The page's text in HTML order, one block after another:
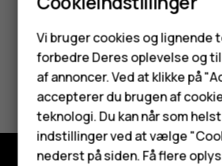
Smartphones
Feature-
Tilbehør
HMD Terra M
Synes du, dette var nyttigt?
Ja Nej
Vi bruger cookies og lignende
forbedre Deres oplevelse og
af annoncer. Ved at klikke på
accepterer du brugen af
teknologi. Du kan når som
indstillinger ved at vælge
nederst på siden. Få flere